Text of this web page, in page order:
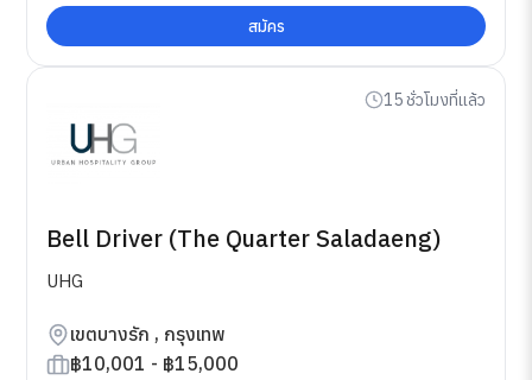
สมัคร
15 ชั่วโมงที่แล้ว
Bell Driver (The Quarter Saladaeng)
UHG
เขตบางรัก , กรุงเทพ
฿10,001 - ฿15,000